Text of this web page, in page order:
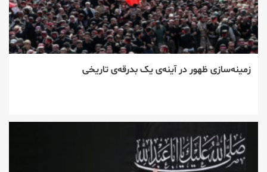
زمینه‌سازی ظهور در آینه‌ی یک بدرقه‌ی تاریخی